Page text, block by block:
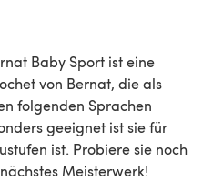
Baby Sport ist eine
von Bernat, die als
folgenden Sprachen
geeignet ist sie für
Meisterwerk!